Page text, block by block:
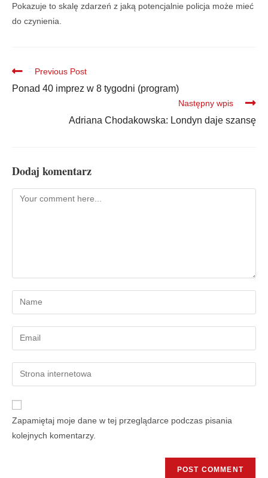
Pokazuje to skalę zdarzeń z jaką potencjalnie policja może mieć
do czynienia.
Previous Post
Ponad 40 imprez w 8 tygodni (program)
Następny wpis
Adriana Chodakowska: Londyn daje szansę
Dodaj komentarz
Zapamiętaj moje dane w tej przeglądarce podczas pisania
kolejnych komentarzy.